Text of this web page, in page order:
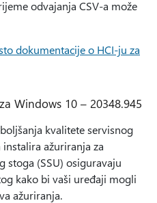
odvajanja CSV-a može
dokumentacije o HCI-ju za
Windows 10 – 20348.945
kvalitete servisnog
ažuriranja za
stoga (SSU) osiguravaju
kako bi vaši uređaji mogli
ažuriranja.